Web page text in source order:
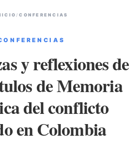
/CONFERENCIAS
y reflexiones de
de Memoria
del conflicto
en Colombia